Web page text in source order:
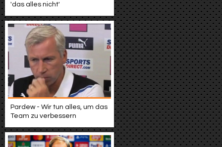
'das alles nicht'
Pardew - Wir tun alles, um das
Team zu verbessern